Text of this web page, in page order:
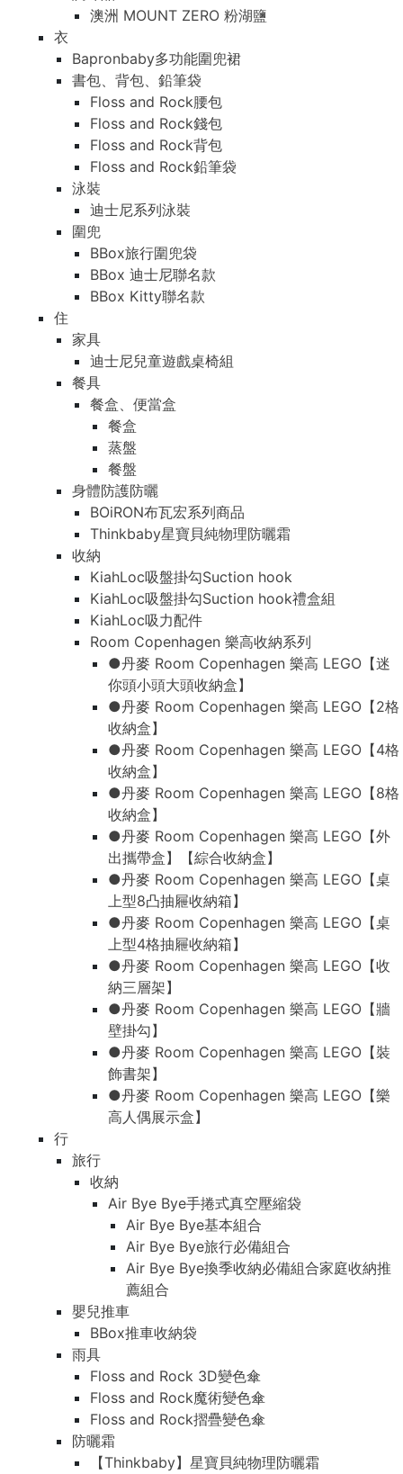
澳洲 MOUNT ZERO 粉湖鹽
衣
Bapronbaby多功能圍兜裙
書包、背包、鉛筆袋
Floss and Rock腰包
Floss and Rock錢包
Floss and Rock背包
Floss and Rock鉛筆袋
泳裝
迪士尼系列泳裝
圍兜
BBox旅行圍兜袋
BBox 迪士尼聯名款
BBox Kitty聯名款
住
家具
迪士尼兒童遊戲桌椅組
餐具
餐盒、便當盒
餐盒
蒸盤
餐盤
身體防護防曬
BOiRON布瓦宏系列商品
Thinkbaby星寶貝純物理防曬霜
收納
KiahLoc吸盤掛勾Suction hook
KiahLoc吸盤掛勾Suction hook禮盒組
KiahLoc吸力配件
Room Copenhagen 樂高收納系列
●丹麥 Room Copenhagen 樂高 LEGO【迷
你頭小頭大頭收納盒】
●丹麥 Room Copenhagen 樂高 LEGO【2格
收納盒】
●丹麥 Room Copenhagen 樂高 LEGO【4格
收納盒】
●丹麥 Room Copenhagen 樂高 LEGO【8格
收納盒】
●丹麥 Room Copenhagen 樂高 LEGO【外
出攜帶盒】【綜合收納盒】
●丹麥 Room Copenhagen 樂高 LEGO【桌
上型8凸抽屜收納箱】
●丹麥 Room Copenhagen 樂高 LEGO【桌
上型4格抽屜收納箱】
●丹麥 Room Copenhagen 樂高 LEGO【收
納三層架】
●丹麥 Room Copenhagen 樂高 LEGO【牆
壁掛勾】
●丹麥 Room Copenhagen 樂高 LEGO【裝
飾書架】
●丹麥 Room Copenhagen 樂高 LEGO【樂
高人偶展示盒】
行
旅行
收納
Air Bye Bye手捲式真空壓縮袋
Air Bye Bye基本組合
Air Bye Bye旅行必備組合
Air Bye Bye換季收納必備組合家庭收納推
薦組合
嬰兒推車
BBox推車收納袋
雨具
Floss and Rock 3D變色傘
Floss and Rock魔術變色傘
Floss and Rock摺疊變色傘
防曬霜
【Thinkbaby】星寶貝純物理防曬霜
澳洲 MOUNT ZERO 粉湖鹽
衣
Bapronbaby多功能圍兜裙
書包、背包、鉛筆袋
Floss and Rock腰包
Floss and Rock錢包
Floss and Rock背包
Floss and Rock鉛筆袋
泳裝
迪士尼系列泳裝
圍兜
BBox旅行圍兜袋
BBox 迪士尼聯名款
BBox Kitty聯名款
住
家具
迪士尼兒童遊戲桌椅組
餐具
餐盒、便當盒
餐盒
蒸盤
餐盤
身體防護防曬
BOiRON布瓦宏系列商品
Thinkbaby星寶貝純物理防曬霜
收納
KiahLoc吸盤掛勾Suction hook
KiahLoc吸盤掛勾Suction hook禮盒組
KiahLoc吸力配件
Room Copenhagen 樂高收納系列
●丹麥 Room Copenhagen 樂高 LEGO【迷
你頭小頭大頭收納盒】
●丹麥 Room Copenhagen 樂高 LEGO【2格
收納盒】
●丹麥 Room Copenhagen 樂高 LEGO【4格
收納盒】
●丹麥 Room Copenhagen 樂高 LEGO【8格
收納盒】
●丹麥 Room Copenhagen 樂高 LEGO【外
出攜帶盒】【綜合收納盒】
●丹麥 Room Copenhagen 樂高 LEGO【桌
上型8凸抽屜收納箱】
●丹麥 Room Copenhagen 樂高 LEGO【桌
上型4格抽屜收納箱】
●丹麥 Room Copenhagen 樂高 LEGO【收
納三層架】
●丹麥 Room Copenhagen 樂高 LEGO【牆
壁掛勾】
●丹麥 Room Copenhagen 樂高 LEGO【裝
飾書架】
●丹麥 Room Copenhagen 樂高 LEGO【樂
高人偶展示盒】
行
旅行
收納
Air Bye Bye手捲式真空壓縮袋
Air Bye Bye基本組合
Air Bye Bye旅行必備組合
Air Bye Bye換季收納必備組合家庭收納推
薦組合
嬰兒推車
BBox推車收納袋
雨具
Floss and Rock 3D變色傘
Floss and Rock魔術變色傘
Floss and Rock摺疊變色傘
防曬霜
【Thinkbaby】星寶貝純物理防曬霜